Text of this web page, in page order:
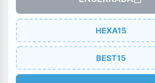
HEXA15
BEST15